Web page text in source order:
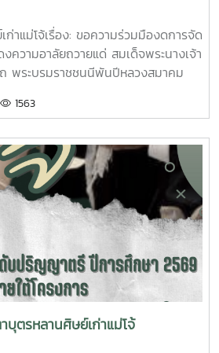
ก่าแม่โจ้เรื่อง: ขอความร่วมมืองดการจัด
ความอาลัยถวายแด่ สมเด็จพระนางเจ้า
พระบรมราชชนนีพันปีหลวงสมาคม
รรคตของสมเด็จพระนางเจ้าสิริกิติ์
นเลี้ยงสังสรรค์และกิจกรรมรื่นเริงทุก
ปี ตั้งแต่วันที่ 25 ตุลาคม 2568 ถึงวันที่
วนและขอความร่วมมือจากศิษย์เก่าทุก
ะกาศนี้ เพื่อร่วมแสดงความสำนึกในพระ
มาะสมประกาศ ณ วันที่ 28 ตุลาคม พ.ศ.
ย)นายกสมาคมศิษย์เก่าแม่โจ้#สมาคม
มอาลัย
1563
บุตรหลานศิษย์เก่าแม่โจ้